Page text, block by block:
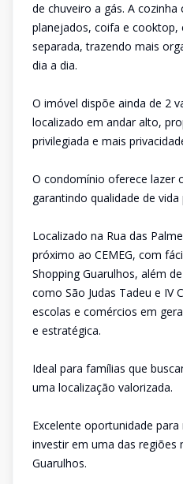
de chuveiro a gás. A
planejados, coifa e cooktop,
separada, trazendo mais
dia a dia.
O imóvel dispõe ainda de 2
localizado em andar alto,
privilegiada e mais
O condomínio oferece lazer
garantindo qualidade de
Localizado na Rua das
próximo ao CEMEG, com
Shopping Guarulhos, além
como São Judas Tadeu e IV
escolas e comércios em
e estratégica.
Ideal para famílias que
uma localização valorizada.
Excelente oportunidade
investir em uma das regiões
Guarulhos.